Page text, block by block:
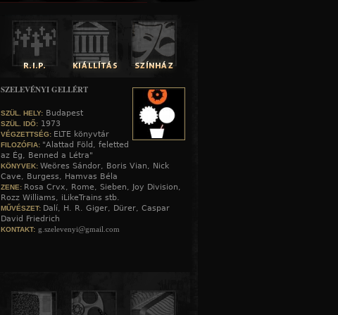
SZELEVÉNYI GELLÉRT
SZÜL. HELY: Budapest
SZÜL. IDŐ: 1973
VÉGZETTSÉG: ELTE könyvtár
FILOZÓFIA: "Alattad Föld, feletted
az Ég, Benned a Létra"
KÖNYVEK: Weöres Sándor, Boris Vian, Nick
Cave, Burgess, Hamvas Béla
ZENE: Rosa Crvx, Rome, Sieben, Joy Division,
Rozz Williams, iLikeTrains stb.
MŰVÉSZET: Dalí, H. R. Giger, Dürer, Caspar
David Friedrich
KONTAKT: g.szelevenyi@gmail.com